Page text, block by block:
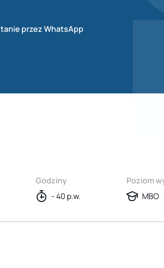
przez WhatsApp
Godziny
- 40 p.w.
Poziom
MBO